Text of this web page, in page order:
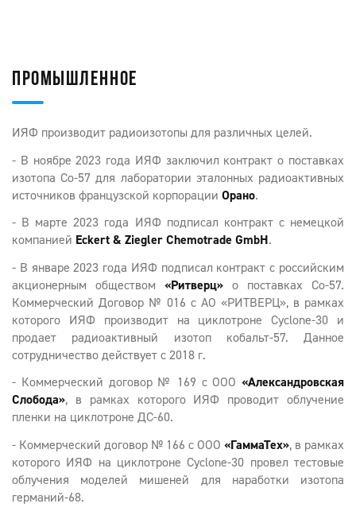
ПРОМЫШЛЕННОЕ
ИЯФ производит радиоизотопы для различных целей.
- В ноябре 2023 года ИЯФ заключил контракт о поставках
изотопа Со-57 для лаборатории эталонных радиоактивных
источников французской корпорации Орано.
- В марте 2023 года ИЯФ подписал контракт с немецкой
компанией Eckert & Ziegler Chemotrade GmbH.
- В январе 2023 года ИЯФ подписал контракт с российским
акционерным обществом «Ритверц» о поставках Со-57.
Коммерческий Договор № 016 с АО «РИТВЕРЦ», в рамках
которого ИЯФ производит на циклотроне Cyclone-30 и
продает радиоактивный изотоп кобальт-57. Данное
сотрудничество действует с 2018 г.
- Коммерческий договор № 169 с ООО «Александровская
Слобода», в рамках которого ИЯФ проводит облучение
пленки на циклотроне ДС-60.
- Коммерческий договор № 166 с ООО «ГаммаТех», в рамках
которого ИЯФ на циклотроне Cyclone-30 провел тестовые
облучения моделей мишеней для наработки изотопа
германий-68.